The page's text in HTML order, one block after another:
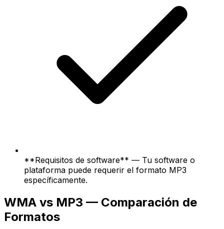
**Requisitos de software** — Tu software o
plataforma puede requerir el formato MP3
específicamente.
WMA vs MP3 — Comparación de
Formatos